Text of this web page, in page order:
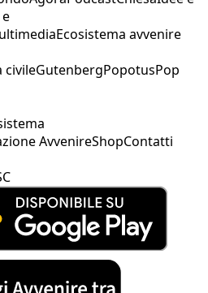
Ecosistema avvenire
civileGutenbergPopotusPop
AvvenireShopContatti